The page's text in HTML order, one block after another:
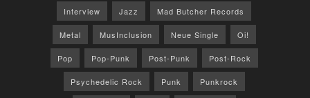
Interview Jazz Mad Butcher Records
Metal MusInclusion Neue Single Oi!
Pop Pop-Punk Post-Punk Post-Rock
Psychedelic Rock Punk Punkrock